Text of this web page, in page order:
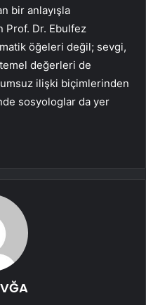
bir anlayışla
Prof. Dr. Ebulfez
öğeleri değil; sevgi,
değerleri de
ilişki biçimlerinden
sosyologlar da yer